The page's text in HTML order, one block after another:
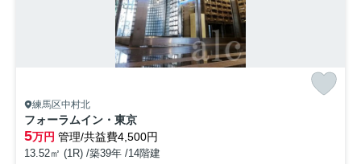
練馬区中村北
フォーラムイン・東京
5万円 管理/共益費4,500円
13.52㎡ (1R) /築39年 /14階建